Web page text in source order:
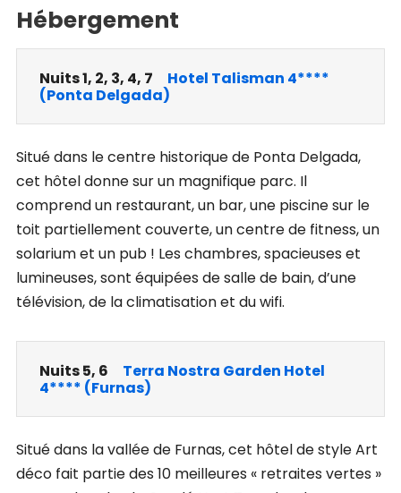
Hébergement
Nuits 1, 2, 3, 4, 7
Hotel Talisman 4****
(Ponta Delgada)
Situé dans le centre historique de Ponta Delgada,
cet hôtel donne sur un magnifique parc. Il
comprend un restaurant, un bar, une piscine sur le
toit partiellement couverte, un centre de fitness, un
solarium et un pub ! Les chambres, spacieuses et
lumineuses, sont équipées de salle de bain, d’une
télévision, de la climatisation et du wifi.
Nuits 5, 6
Terra Nostra Garden Hotel
4**** (Furnas)
Situé dans la vallée de Furnas, cet hôtel de style Art
déco fait partie des 10 meilleures « retraites vertes »